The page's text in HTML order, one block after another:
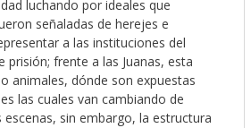
luchando por ideales que
señaladas de herejes e
a las instituciones del
frente a las Juanas, esta
animales, dónde son expuestas
las cuales van cambiando de
sin embargo, la estructura